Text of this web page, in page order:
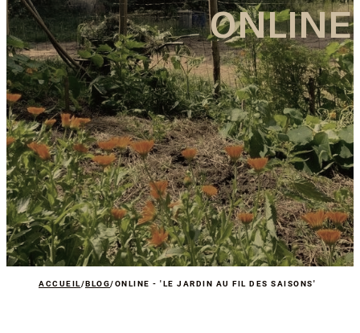
ACCUEIL/BLOG/ONLINE - 'LE JARDIN AU FIL DES SAISONS'